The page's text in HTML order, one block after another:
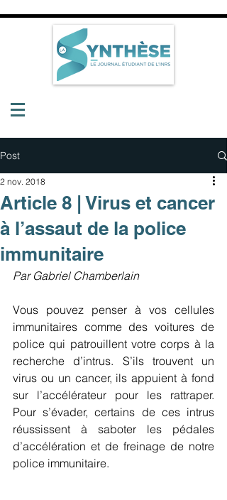
Post
Article 8 | Virus et cancer
à l’assaut de la police
immunitaire
2 nov. 2018
Par Gabriel Chamberlain
Vous pouvez penser à vos cellules
immunitaires comme des voitures de
police qui patrouillent votre corps à la
recherche d’intrus. S’ils trouvent un
virus ou un cancer, ils appuient à fond
sur l’accélérateur pour les rattraper.
Pour s’évader, certains de ces intrus
réussissent à saboter les pédales
d’accélération et de freinage de notre
police immunitaire.